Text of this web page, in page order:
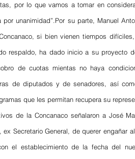
por lo que vamos a tomar en
unanimidad”.Por su parte, Manuel
si bien vienen tiempos
respaldo, ha dado inicio a su proyecto
de cuotas mientas no haya
de diputados y de senadores, así
que les permitan recupera su
de la Concanaco señalaron a José
ex Secretario General, de querer engañar
el establecimiento de la fecha del